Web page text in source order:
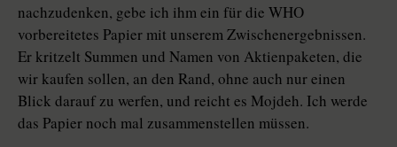
nachzudenken, gebe ich ihm ein für die WHO
vorbereitetes Papier mit unserem Zwischenergebnissen.
Er kritzelt Summen und Namen von Aktienpaketen, die
wir kaufen sollen, an den Rand, ohne auch nur einen
Blick darauf zu werfen, und reicht es Mojdeh. Ich werde
das Papier noch mal zusammenstellen müssen.